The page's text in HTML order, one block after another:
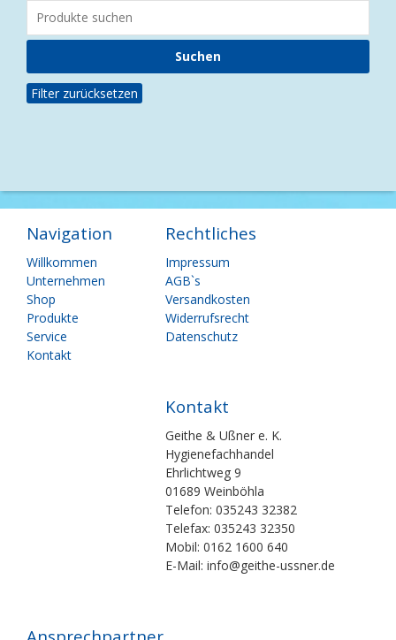
Filter zurücksetzen
Navigation
Navigation
überspringen
Willkommen
Unternehmen
Shop
Produkte
Service
Kontakt
Rechtliches
Navigation
überspringen
Impressum
AGB`s
Versandkosten
Widerrufsrecht
Datenschutz
Kontakt
Geithe & Ußner e. K.
Hygienefachhandel
Ehrlichtweg 9
01689 Weinböhla
Telefon: 035243 32382
Telefax: 035243 32350
Mobil: 0162 1600 640
E-Mail: info@geithe-ussner.de